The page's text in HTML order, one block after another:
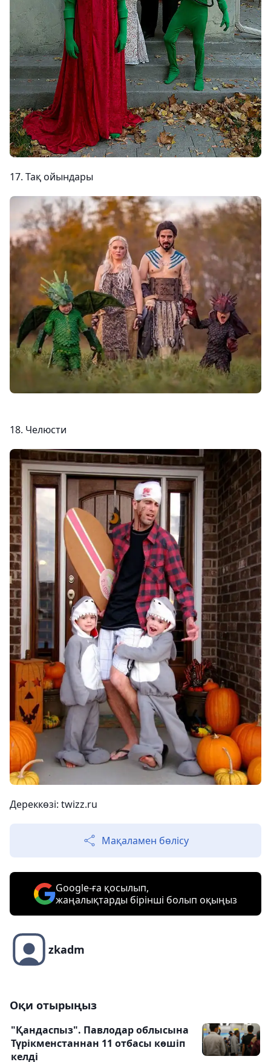
17. Тақ ойындары
18. Челюсти
Дереккөзі: twizz.ru
Мақаламен бөлісу
Google-ға қосылып,
жаңалықтарды бірінші болып оқыңыз
zkadm
Оқи отырыңыз
"Қандаспыз". Павлодар облысына
Түрікменстаннан 11 отбасы көшіп
келді